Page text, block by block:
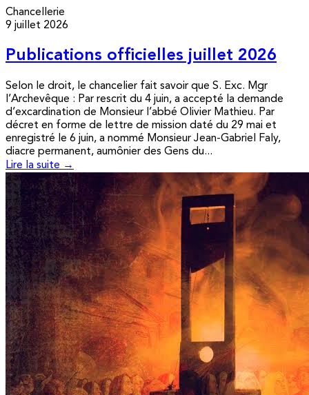
Chancellerie
9 juillet 2026
Publications officielles juillet 2026
Selon le droit, le chancelier fait savoir que S. Exc. Mgr
l’Archevêque : Par rescrit du 4 juin, a accepté la demande
d’excardination de Monsieur l’abbé Olivier Mathieu. Par
décret en forme de lettre de mission daté du 29 mai et
enregistré le 6 juin, a nommé Monsieur Jean-Gabriel Faly,
diacre permanent, aumônier des Gens du...
Lire la suite →